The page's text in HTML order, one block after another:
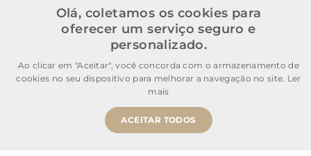
Olá, coletamos os cookies para
oferecer um serviço seguro e
personalizado.
Ao clicar em "Aceitar", você concorda com o armazenamento de
cookies no seu dispositivo para melhorar a navegação no site. Ler
mais
ACEITAR TODOS